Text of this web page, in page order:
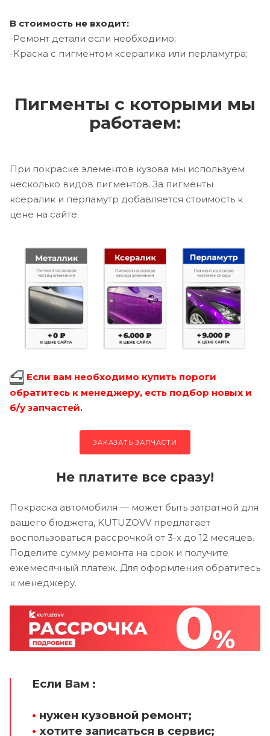
В стоимость не входит:
-Ремонт детали если необходимо;
-Краска с пигментом ксералика или перламутра;
Пигменты с которыми мы
работаем:
При покраске элементов кузова мы используем
несколько видов пигментов. За пигменты
ксералик и перламутр добавляется стоимость к
цене на сайте.
Если вам необходимо купить пороги
обратитесь к менеджеру, есть подбор новых и
б/у запчастей.
ЗАКАЗАТЬ ЗАПЧАСТИ
Не платите все сразу!
Покраска автомобиля — может быть затратной для
вашего бюджета, KUTUZOVV предлагает
воспользоваться рассрочкой от 3-х до 12 месяцев.
Поделите сумму ремонта на срок и получите
ежемесячный платеж. Для оформления обратитесь
к менеджеру.
Если Вам :
• нужен кузовной ремонт;
• хотите записаться в сервис;